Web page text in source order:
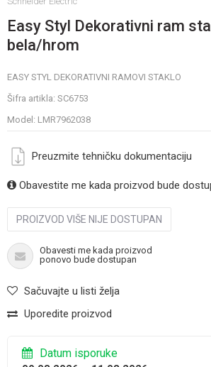
Easy Styl Dekorativni ram
bela/hrom
EASY STYL DEKORATIVNI RAMOVI STAKLO
Šifra artikla: SC6753
Model: LMR7962038
Preuzmite tehničku dokumentaciju
Obavestite me kada proizvod bude
PROIZVOD VIŠE NIJE DOSTUPAN
Obavesti me kada proizvod
ponovo bude dostupan
Sačuvajte u listi želja
Uporedite proizvod
Datum isporuke